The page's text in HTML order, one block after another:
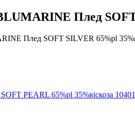
Плед SOFT
Плед SOFT SILVER 65%pl
PEARL 65%pl 35%віскоза 10401